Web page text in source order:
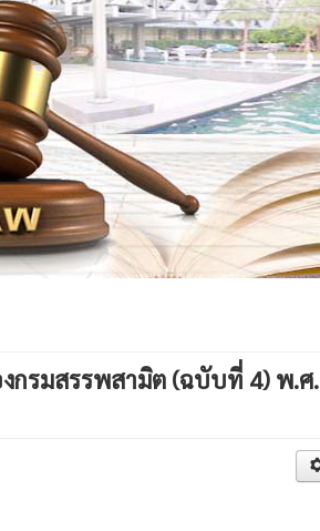
กรมสรรพสามิต (ฉบับที่ 4) พ.ศ.